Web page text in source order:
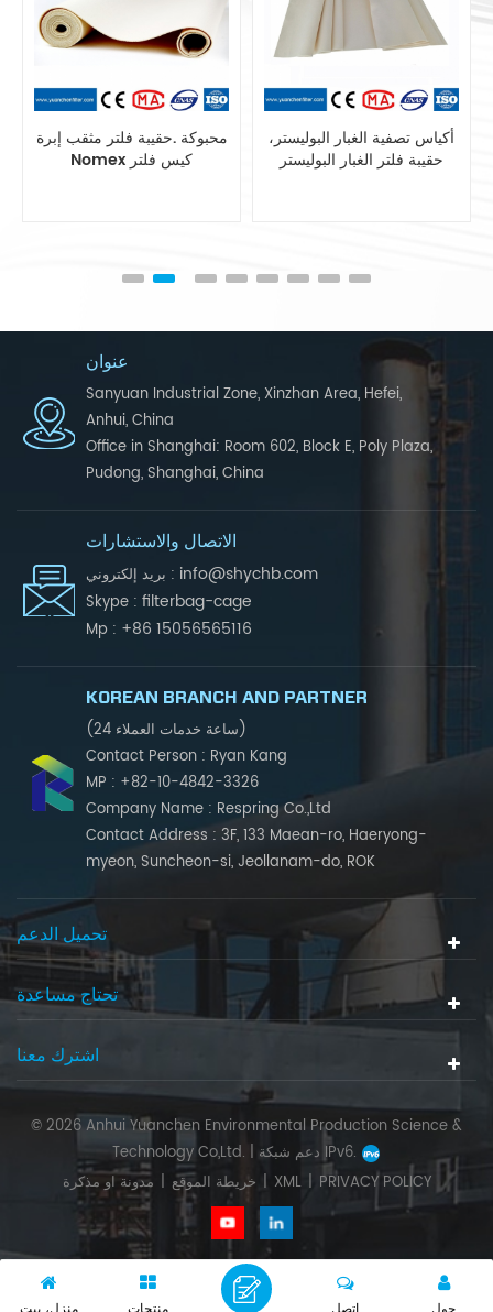
أكياس تصفية الغبار البوليستر،
حقيبة فلتر الغبار البوليستر
مزج بوليستر الاستاتيكيه حقيبة
تصفية أنظمة جمع الغبار
عنوان
Sanyuan Industrial Zone, Xinzhan Area, Hefei,
Anhui, China
Office in Shanghai: Room 602, Block E, Poly Plaza,
Pudong, Shanghai, China
الاتصال والاستشارات
بريد إلكتروني : info@shychb.com
Skype : filterbag-cage
Mp : +86 15056565116
KOREAN BRANCH AND PARTNER
(24 ساعة خدمات العملاء)
Contact Person : Ryan Kang
MP : +82-10-4842-3326
Company Name : Respring Co.,Ltd
Contact Address : 3F, 133 Maean-ro, Haeryong-
myeon, Suncheon-si, Jeollanam-do, ROK
تحميل الدعم
تحتاج مساعدة
اشترك معنا
© 2026 Anhui Yuanchen Environmental Production Science &
Technology Co,Ltd. |
دعم شبكة IPv6.
مدونة او مذكرة | خريطة الموقع | XML | PRIVACY POLICY